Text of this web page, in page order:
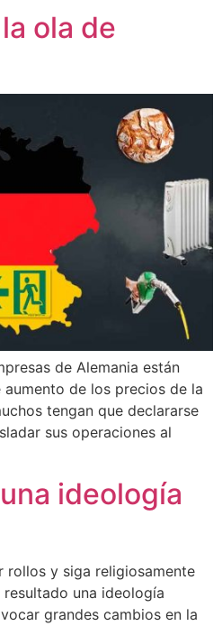
ola de
de Alemania están
de los precios de la
tengan que declararse
sus operaciones al
ideología
rollos y siga religiosamente
una ideología
grandes cambios en la